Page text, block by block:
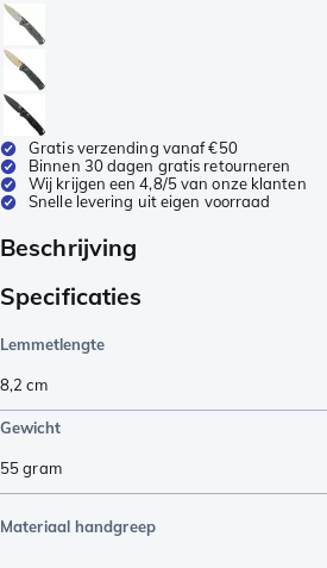
Gratis verzending vanaf €50
Binnen 30 dagen gratis retourneren
Wij krijgen een 4,8/5 van onze klanten
Snelle levering uit eigen voorraad
Beschrijving
Specificaties
Lemmetlengte
8,2 cm
Gewicht
55gram
Materiaal handgreep